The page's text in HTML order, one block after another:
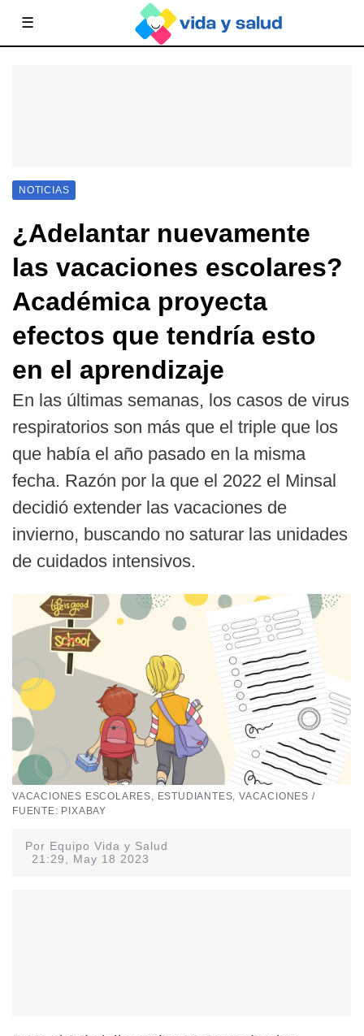
☰
NOTICIAS
¿Adelantar nuevamente
las vacaciones escolares?
Académica proyecta
efectos que tendría esto
en el aprendizaje
En las últimas semanas, los casos de virus
respiratorios son más que el triple que los
que había el año pasado en la misma
fecha. Razón por la que el 2022 el Minsal
decidió extender las vacaciones de
invierno, buscando no saturar las unidades
de cuidados intensivos.
VACACIONES ESCOLARES, ESTUDIANTES, VACACIONES /
FUENTE: PIXABAY
Por Equipo Vida y Salud
21:29, May 18 2023